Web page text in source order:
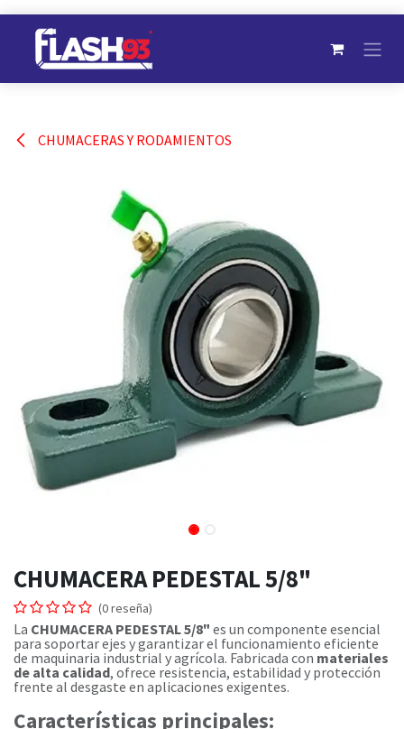
Ir al contenido
CHUMACERAS Y RODAMIENTOS
CHUMACERA PEDESTAL 5/8"
(0 reseña)
La CHUMACERA PEDESTAL 5/8" es un componente esencial
para soportar ejes y garantizar el funcionamiento eficiente
de maquinaria industrial y agrícola. Fabricada con materiales
de alta calidad, ofrece resistencia, estabilidad y protección
frente al desgaste en aplicaciones exigentes.
Características principales: